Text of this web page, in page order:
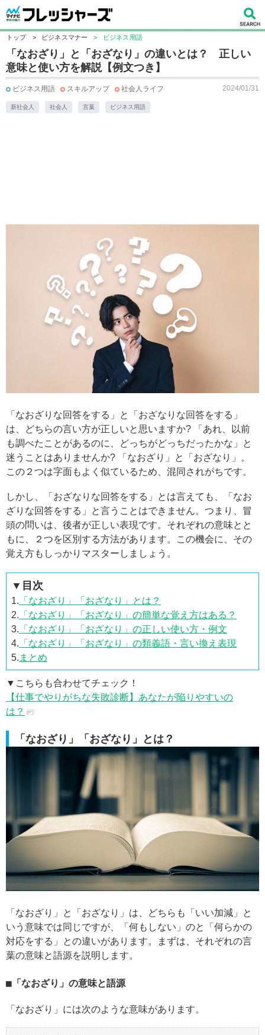
トップ > ビジネスマナー > ビジネス用語
「なおざり」と「おざなり」の違いとは？ 正しい
意味と使い方を解説【例文つき】
ビジネス用語 スキルアップ 社会人ライフ 2024/01/31
新社会人 社会人 言葉 ビジネス用語
「なおざりな回答をする」と「おざなりな回答をする」
は、どちらの言い方が正しいと思いますか? 「あれ、以前
も調べたことがあるのに、どっちがどっちだったかな」と
迷うことはありませんか? 「なおざり」と「おざなり」。
この２つは字面もよく似ているため、混同されがちです。
しかし、「おざなりな回答をする」とは言えても、「なお
ざりな回答をする」と言うことはできません。つまり、冒
頭の問いは、後者が正しい表現です。それぞれの意味とと
もに、２つを区別する方法があります。この機会に、その
覚え方もしっかりマスターしましょう。
▼目次
1. 「なおざり」「おざなり」とは？
2. 「なおざり」「おざなり」の簡単な覚え方はある？
3. 「なおざり」「おざなり」の正しい使い方・例文
4. 「なおざり」「おざなり」の類義語・言い換え表現
5. まとめ
▼こちらも合わせてチェック！
【仕事でやりがちな失敗診断】あなたが陥りやすいの
は？
「なおざり」「おざなり」とは？
「なおざり」と「おざなり」は、どちらも「いい加減」と
いう意味では同じですが、「何もしない」のと「何らかの
対応をする」との違いがあります。まずは、それぞれの言
葉の意味と語源を説明します。
「なおざり」の意味と語源
「なおざり」には次のような意味があります。